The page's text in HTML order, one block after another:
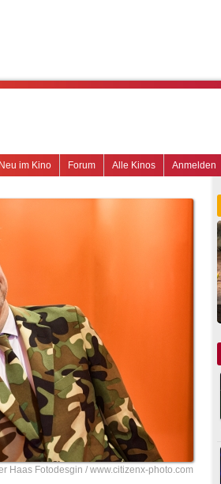
Anmelden
Alle Kinos
Forum
Neu im Kino
Haas Fotodesgin / www.citizenx-photo.com